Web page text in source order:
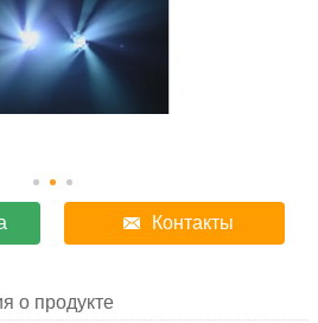
Контакты
о продукте